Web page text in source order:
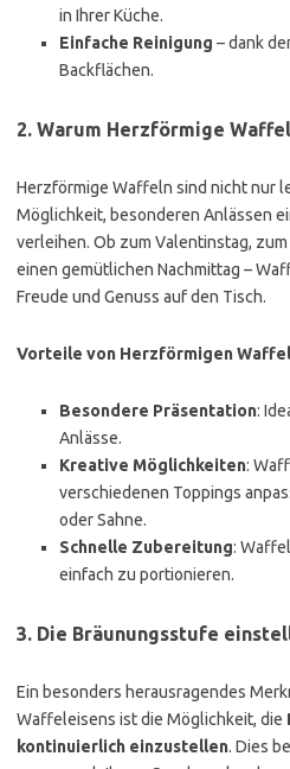
in Ihrer Küche.
Einfache Reinigung – dank
Backflächen.
2. Warum Herzförmige
Herzförmige Waffeln sind nicht nur
Möglichkeit, besonderen Anlässen
verleihen. Ob zum Valentinstag,
einen gemütlichen Nachmittag –
Freude und Genuss auf den Tisch.
Vorteile von Herzförmigen
Besondere Präsentation:
Anlässe.
Kreative Möglichkeiten:
verschiedenen Toppings
oder Sahne.
Schnelle Zubereitung:
einfach zu portionieren.
3. Die Bräunungsstufe
Ein besonders herausragendes
Waffeleisens ist die Möglichkeit, die
kontinuierlich einzustellen. Dies